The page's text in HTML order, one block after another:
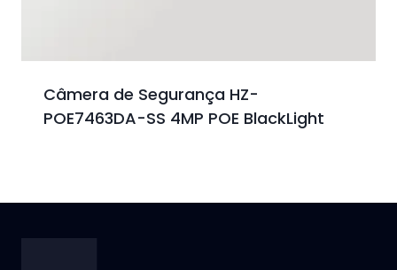
Câmera de Segurança HZ-
POE7463DA-SS 4MP POE BlackLight